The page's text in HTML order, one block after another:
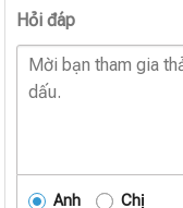
Hỏi đáp
Anh Chị